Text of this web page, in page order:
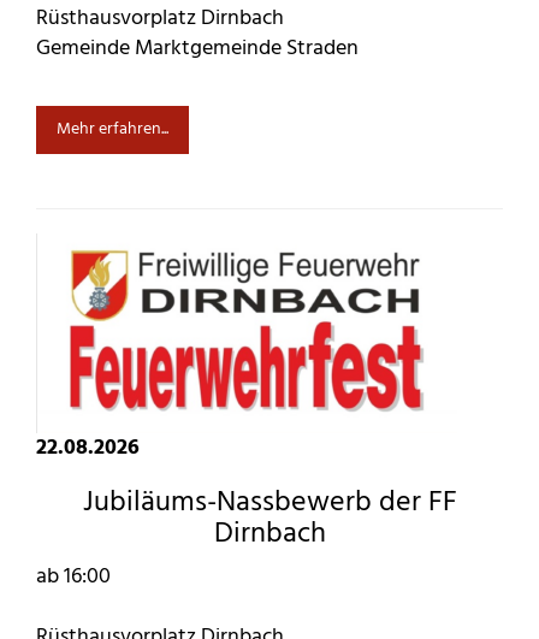
Rüsthausvorplatz Dirnbach
Gemeinde Marktgemeinde Straden
Mehr erfahren...
22.08.2026
Jubiläums-Nassbewerb der FF
Dirnbach
ab 16:00